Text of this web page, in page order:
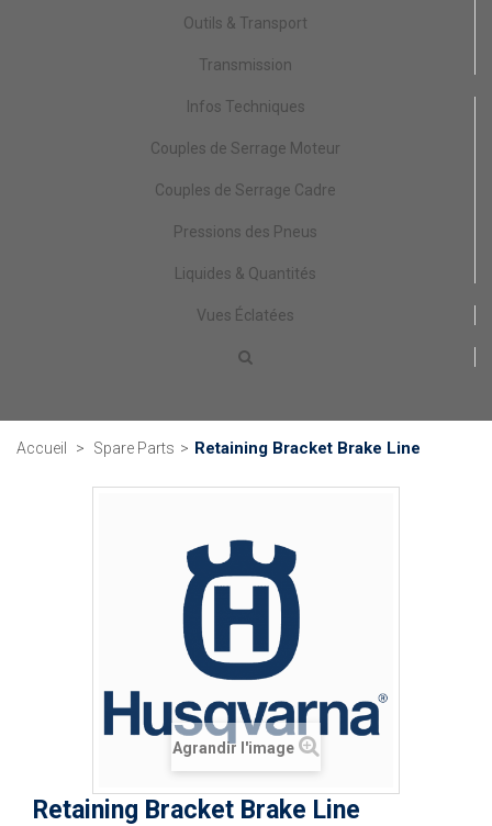
Outils & Transport
Transmission
Infos Techniques
Couples de Serrage Moteur
Couples de Serrage Cadre
Pressions des Pneus
Liquides & Quantités
Vues Éclatées
Accueil > Spare Parts > Retaining Bracket Brake Line
Agrandir l'image
Retaining Bracket Brake Line